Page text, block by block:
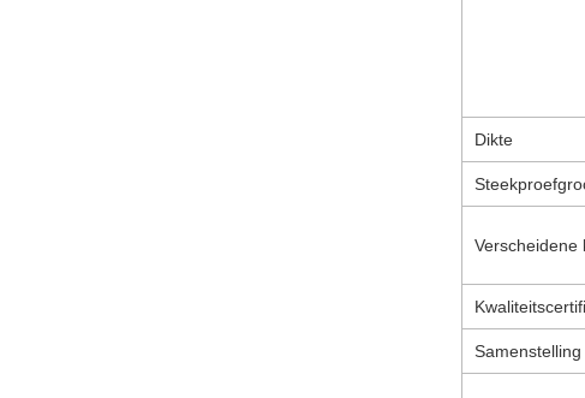
Dikte
Verscheidene
Samenstelling